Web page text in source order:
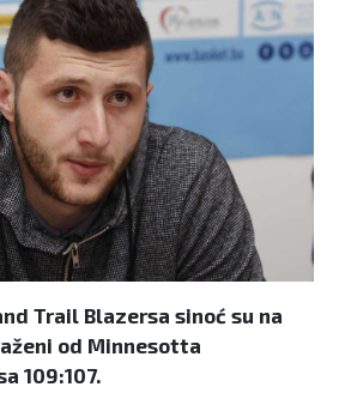
Trail Blazersa sinoć su na
od Minnesotta
109:107.